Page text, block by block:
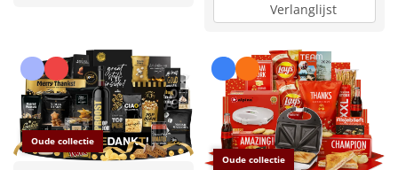
Verlanglijst
Oude collectie
Oude collectie